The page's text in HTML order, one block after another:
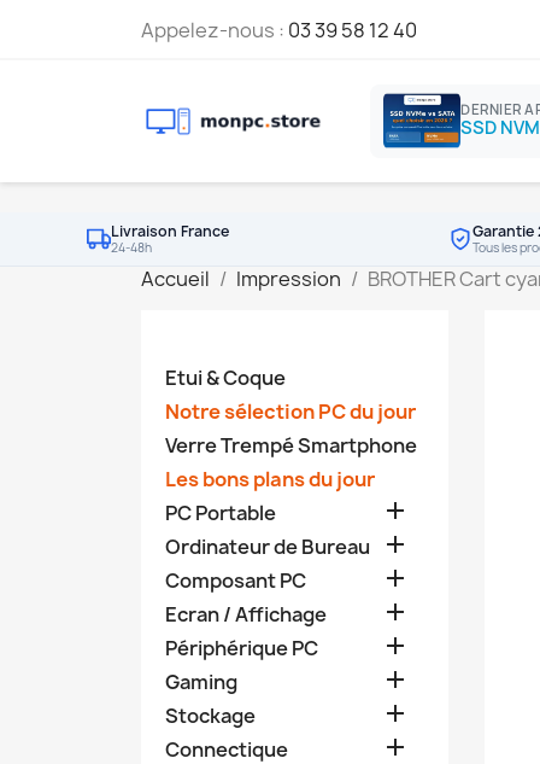
Appelez-nous : 03 39 58 12 40
DERNIER
Livraison France
24-48h
Garantie
Tous les
Accueil Impression BROTHER Cart
Etui & Coque
Notre sélection PC du jour
Verre Trempé Smartphone
Les bons plans du jour
PC Portable

Ordinateur de Bureau 
Composant PC 
Ecran / Affichage 
Périphérique PC 
Gaming 
Stockage 
Connectique 